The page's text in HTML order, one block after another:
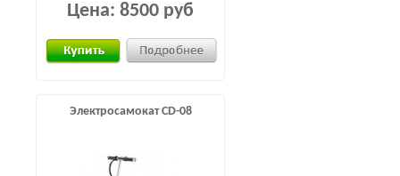
Цена: 8500 руб
Электросамокат CD-08